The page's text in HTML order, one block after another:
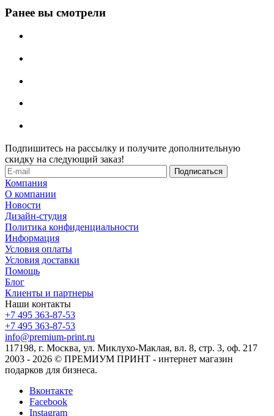
Ранее вы смотрели
Подпишитесь на рассылку и получите дополнительную
скидку на следующий заказ!
Компания
О компании
Новости
Дизайн-студия
Политика конфиденциальности
Информация
Условия оплаты
Условия доставки
Помощь
Блог
Клиенты и партнеры
Наши контакты
+7 495 363-87-53
+7 495 363-87-53
info@premium-print.ru
117198, г. Москва, ул. Миклухо-Маклая, вл. 8, стр. 3, оф. 217
2003 - 2026 © ПРЕМИУМ ПРИНТ - интернет магазин
подарков для бизнеса.
Вконтакте
Facebook
Instagram